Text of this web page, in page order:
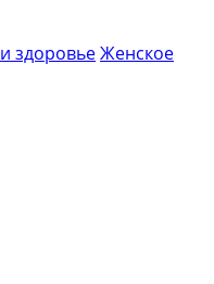
здоровьеЖенское